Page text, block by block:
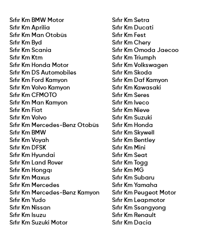
Sıfır Km BMW Motor Sıfır Km Setra
Sıfır KmAprilia Sıfır Km Ducati
Sıfır Km Man Otobüs Sıfır Km Fest
Sıfır Km Byd Sıfır Km Chery
Sıfır KmScania Sıfır Km Omoda Jaecoo
Sıfır Km Ktm Sıfır Km
Triumph
Sıfır Km Honda Motor Sıfır Km Volkswagen
Sıfır Km DS Automobiles Sıfır Km Skoda
Sıfır Km Ford Kamyon Sıfır Km Daf Kamyon
Sıfır KmVolvo Kamyon Sıfır Km Kawasaki
Sıfır KmCFMOTO Sıfır Km Seres
Sıfır Km Man Kamyon Sıfır Km Iveco
Sıfır Km Fiat Sıfır Km Nieve
Sıfır KmVolvo Sıfır Km Suzuki
Sıfır Km Mercedes-Benz Otobüs Sıfır Km Honda
Sıfır Km BMW Sıfır Km Skywell
Sıfır KmVoyah Sıfır Km Bentley
Sıfır Km DFSK Sıfır Km Mini
Sıfır Km Hyundai Sıfır Km Seat
Sıfır Km Land Rover Sıfır Km
Togg
Sıfır Km Hongqı Sıfır Km MG
Sıfır Km Maxus Sıfır Km Subaru
Sıfır Km Mercedes Sıfır Km Yamaha
Sıfır Km Mercedes-Benz Kamyon Sıfır Km Peugeot Motor
Sıfır Km Yudo Sıfır Km Leapmotor
Sıfır Km Nissan Sıfır Km Ssangyong
Sıfır Km Isuzu Sıfır Km Renault
Sıfır KmSuzuki Motor Sıfır Km Dacia